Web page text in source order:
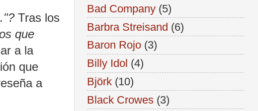
Tras los
que
a la
que
a
Bad Company (5)
Barbra Streisand (6)
Baron Rojo (3)
Billy Idol (4)
Björk (10)
Black Crowes (3)